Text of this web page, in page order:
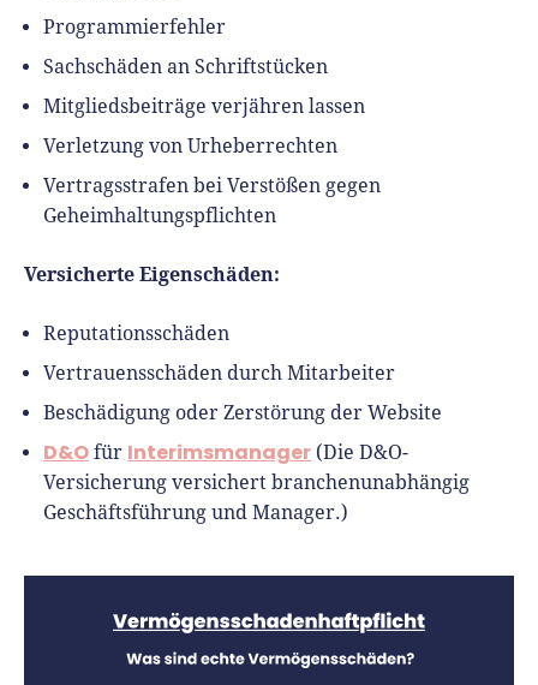
Programmierfehler
Sachschäden an Schriftstücken
Mitgliedsbeiträge verjähren lassen
Verletzung von Urheberrechten
Vertragsstrafen bei Verstößen gegen
Geheimhaltungspflichten
Versicherte Eigenschäden:
Reputationsschäden
Vertrauensschäden durch Mitarbeiter
Beschädigung oder Zerstörung der Website
D&O für Interimsmanager (Die D&O-
Versicherung versichert branchenunabhängig
Geschäftsführung und Manager.)